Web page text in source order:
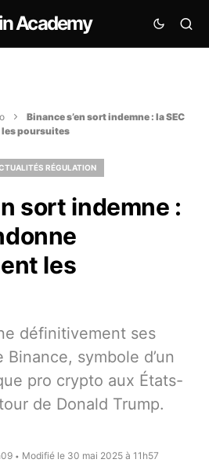
Academy
Binance s’en sort indemne : la SEC
poursuites
RÉGULATION
sort indemne :
les
définitivement ses
symbole d’un
pro crypto aux États-
de Donald Trump.
• Modifié le 30 mai 2025 à 11h57